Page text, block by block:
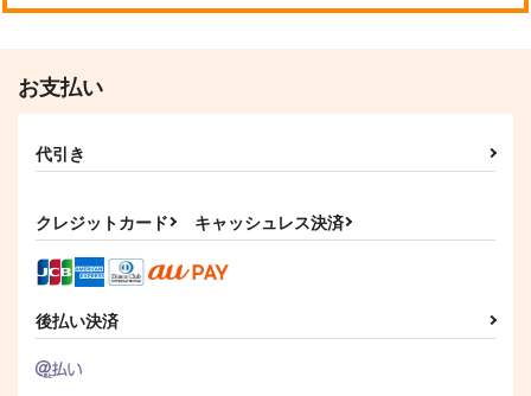
お支払い
代引き
クレジットカード キャッシュレス決済
後払い決済